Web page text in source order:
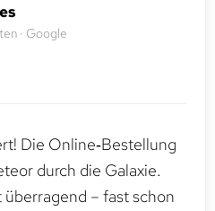
· Google
Die Online‑Bestellung
durch die Galaxie.
– fast schon